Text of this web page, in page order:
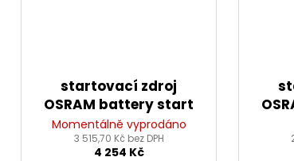
startovací zdroj
OSRAM battery start
400
Momentálně vyprodáno
3 515,70 Kč bez DPH
4 254 Kč